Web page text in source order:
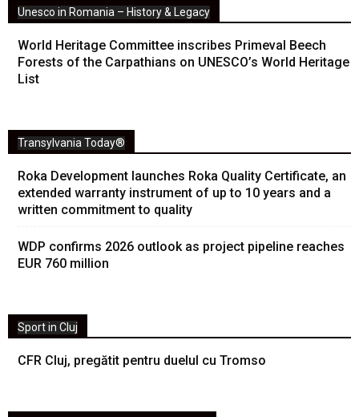
Unesco in Romania – History & Legacy
World Heritage Committee inscribes Primeval Beech
Forests of the Carpathians on UNESCO’s World Heritage
List
Transylvania Today®
Roka Development launches Roka Quality Certificate, an
extended warranty instrument of up to 10 years and a
written commitment to quality
WDP confirms 2026 outlook as project pipeline reaches
EUR 760 million
Sport in Cluj
CFR Cluj, pregătit pentru duelul cu Tromso